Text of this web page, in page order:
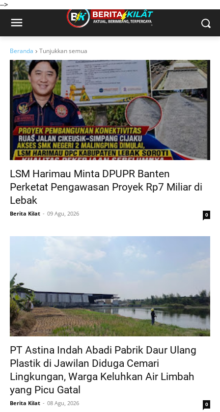
-->
Beranda Tunjukkan semua
LSM Harimau Minta DPUPR Banten
Perketat Pengawasan Proyek Rp7 Miliar di
Lebak
Berita Kilat 09 Agu, 2026 0
PT Astina Indah Abadi Pabrik Daur Ulang
Plastik di Jawilan Diduga Cemari
Lingkungan, Warga Keluhkan Air Limbah
yang Picu Gatal
Berita Kilat 08 Agu, 2026 0